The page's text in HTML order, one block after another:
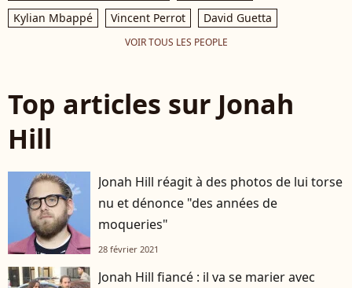
Kylian Mbappé
Vincent Perrot David Guetta
VOIR TOUS LES PEOPLE
Top articles sur Jonah
Hill
Jonah Hill réagit à des photos de lui torse
nu et dénonce "des années de
moqueries"
28 février 2021
Jonah Hill fiancé : il va se marier avec